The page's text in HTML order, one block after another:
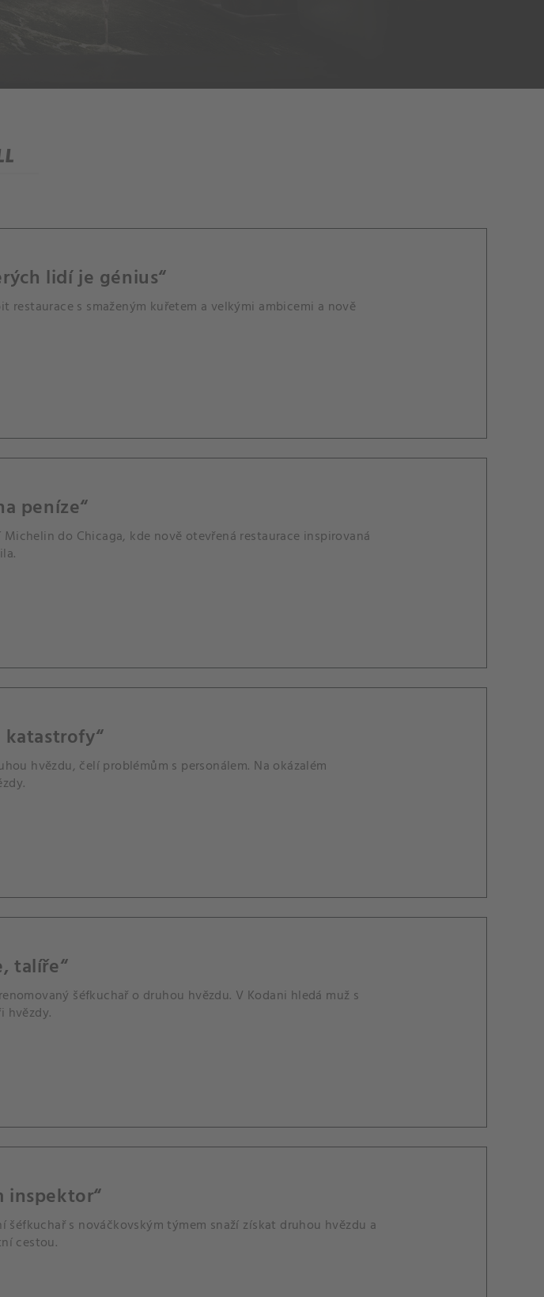
lidí je génius“
restaurace s smaženým kuřetem a velkými ambicemi a nově
peníze“
do Chicaga, kde nově otevřená restaurace inspirovaná
katastrofy“
hvězdu, čelí problémům s personálem. Na okázalém
talíře“
šéfkuchař o druhou hvězdu. V Kodani hledá muž s
hvězdy.
inspektor“
šéfkuchař s nováčkovským týmem snaží získat druhou hvězdu a
cestou.